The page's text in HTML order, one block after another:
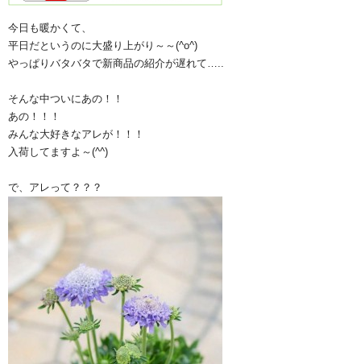
今日も暖かくて、
平日だというのに大盛り上がり～～(^o^)
やっぱりバタバタで新商品の紹介が遅れて…..
そんな中ついにあの！！
あの！！！
みんな大好きなアレが！！！
入荷してますよ～(^^)
で、アレって？？？